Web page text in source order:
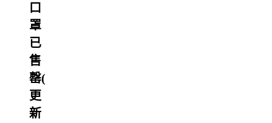
口
罩
已
售
罄(
更
新